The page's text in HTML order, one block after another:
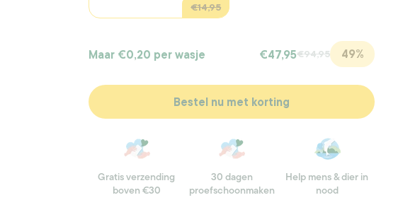
€14,95
Maar €0,20 per wasje €47,95€94,95 49%
Bestel nu met korting
Gratis verzending
boven €30
30 dagen
proefschoonmaken
Help mens & dier in
nood